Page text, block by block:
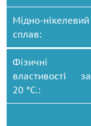
Мідно-нікелевий
сплав:
Фізичні
властивості за
20 °C.: